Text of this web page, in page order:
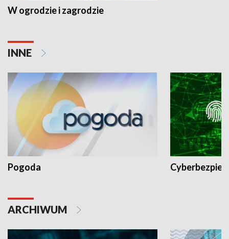
W ogrodzie i zagrodzie
INNE
Pogoda
ARCHIWUM